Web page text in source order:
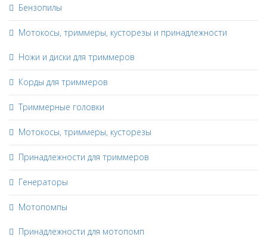
Бензопилы
Мотокосы, триммеры, кусторезы и принадлежности
Ножи и диски для триммеров
Корды для триммеров
Триммерные головки
Мотокосы, триммеры, кусторезы
Принадлежности для триммеров
Генераторы
Мотопомпы
Принадлежности для мотопомп